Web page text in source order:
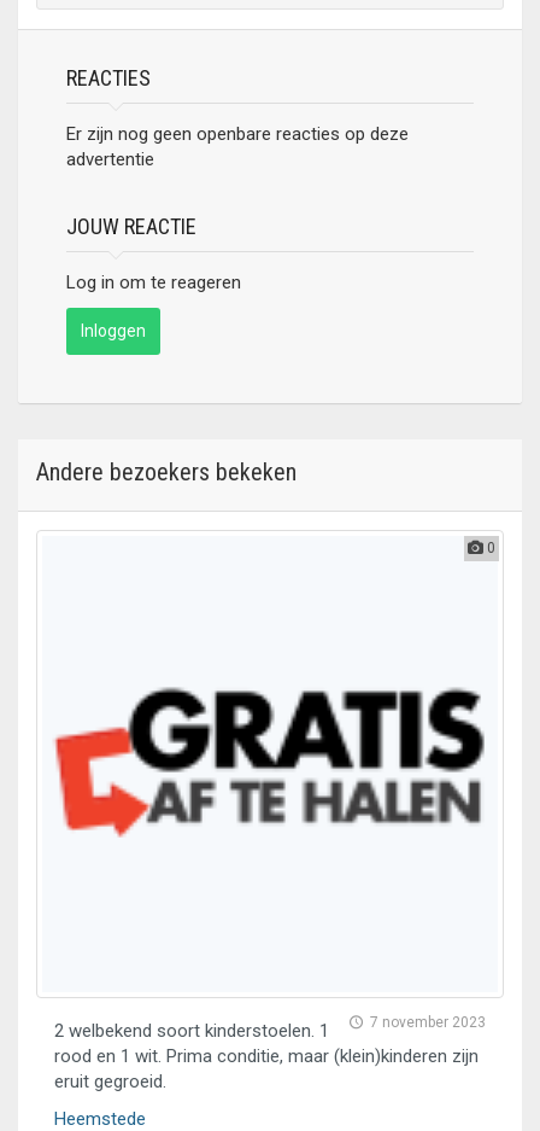
REACTIES
Er zijn nog geen openbare reacties op deze
advertentie
JOUW REACTIE
Log in om te reageren
Inloggen
Andere bezoekers bekeken
0
7 november 2023
2 welbekend soort kinderstoelen. 1
rood en 1 wit. Prima conditie, maar (klein)kinderen zijn
eruit gegroeid.
Heemstede